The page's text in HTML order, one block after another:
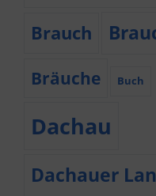
Brauch
Bräuche Buch
Dachau
Dachauer